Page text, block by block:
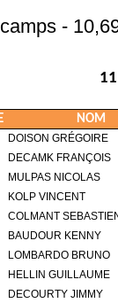
-
NOM
DOISON GRÉGOIRE
DECAMK FRANÇOIS
MULPAS NICOLAS
KOLP VINCENT
COLMANT
BAUDOUR KENNY
LOMBARDO BRUNO
HELLIN GUILLAUME
DECOURTY JIMMY